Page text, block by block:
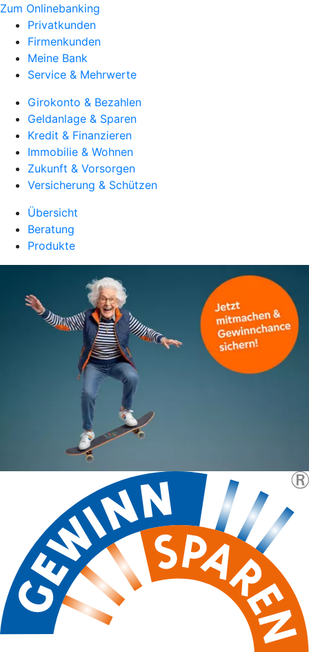
Zum Onlinebanking
Privatkunden
Firmenkunden
Meine Bank
Service & Mehrwerte
Girokonto & Bezahlen
Geldanlage & Sparen
Kredit & Finanzieren
Immobilie & Wohnen
Zukunft & Vorsorgen
Versicherung & Schützen
Übersicht
Beratung
Produkte